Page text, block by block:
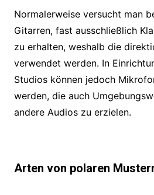
Normalerweise versucht man
Gitarren, fast ausschließlich
zu erhalten, weshalb die
verwendet werden. In
Studios können jedoch
werden, die auch
andere Audios zu erzielen.
Arten von polaren